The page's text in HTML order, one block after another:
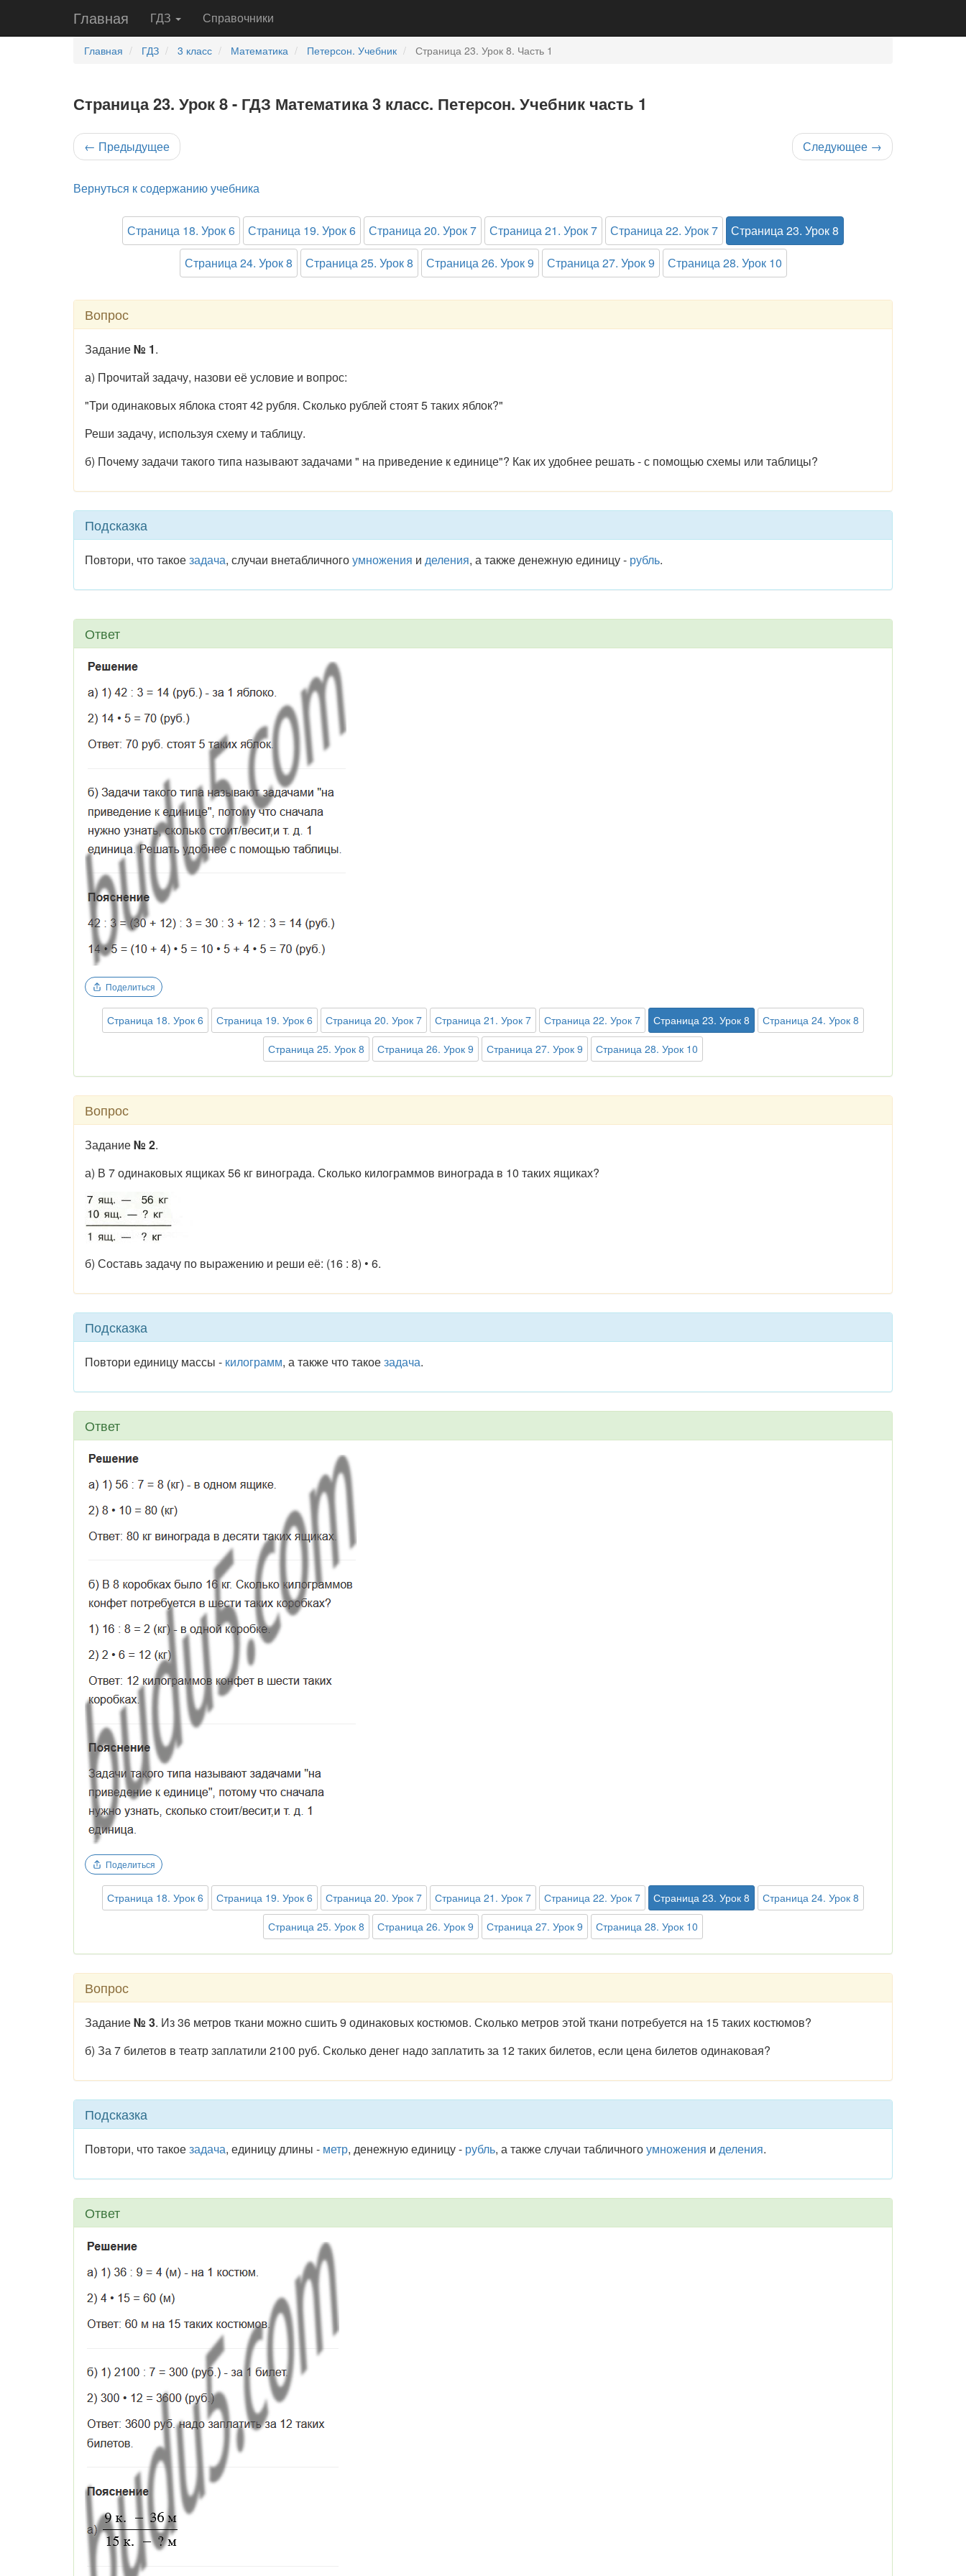
Главная ГДЗ Справочники
Главная ГДЗ 3 класс Математика Петерсон. Учебник Страница 23. Урок 8. Часть 1
Страница 23. Урок 8 - ГДЗ Математика 3 класс. Петерсон. Учебник часть 1
← Предыдущее Следующее →
Вернуться к содержанию учебника
Страница 18. Урок 6 Страница 19. Урок 6 Страница 20. Урок 7 Страница 21. Урок 7 Страница 22. Урок 7
Страница 23. Урок 8
Страница 24. Урок 8
Страница 25. Урок 8 Страница 26. Урок 9 Страница 27. Урок 9 Страница 28. Урок 10
Вопрос
Задание№ 1.
а) Прочитай задачу, назови её условие и вопрос:
"Три одинаковых яблока стоят 42 рубля. Сколько рублей стоят 5 таких яблок?"
Реши задачу, используя схему и таблицу.
б) Почему задачи такого типа называют задачами " на приведение к единице"? Как их удобнее решать - с помощью схемы или таблицы?
Подсказка
Повтори, что такоезадача, случаи внетабличногоумножения и деления, а также денежную единицу - рубль.
Ответ
Поделиться
Страница 18. Урок 6 Страница 19. Урок 6 Страница 20. Урок 7 Страница 21. Урок 7 Страница 22. Урок 7 Страница 23. Урок 8
Страница 24. Урок 8
Страница 25. Урок 8
Страница 26. Урок 9 Страница 27. Урок 9 Страница 28. Урок 10
Вопрос
Задание№ 2.
а) В 7 одинаковых ящиках 56 кг винограда. Сколько килограммов винограда в 10 таких ящиках?
б) Составь задачу по выражению и реши её: (16 : 8) • 6.
Подсказка
Повтори единицу массы - килограмм, а также что такоезадача.
Ответ
Поделиться
Страница 18. Урок 6 Страница 19. Урок 6 Страница 20. Урок 7 Страница 21. Урок 7 Страница 22. Урок 7 Страница 23. Урок 8
Страница 24. Урок 8
Страница 25. Урок 8
Страница 26. Урок 9 Страница 27. Урок 9 Страница 28. Урок 10
Вопрос
Задание№ 3. Из 36 метров ткани можно сшить 9 одинаковых костюмов. Сколько метров этой ткани потребуется на 15 таких костюмов?
б) За 7 билетов в театр заплатили 2100 руб. Сколько денег надо заплатить за 12 таких билетов, если цена билетов одинаковая?
Подсказка
Повтори, что такоезадача, единицу длины - метр, денежную единицу - рубль, а также случаи табличногоумножения и деления.
Ответ